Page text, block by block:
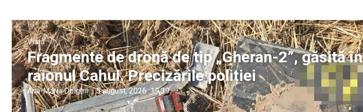
Viață
Fragmente de dronă de tip „Gheran-2”, găsită în
raionul Cahul. Precizările poliției
Ana-Maria Dolghii | 5 august, 2026 19:39